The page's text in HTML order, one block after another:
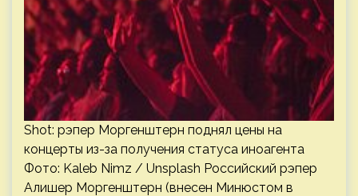
Shot: рэпер Моргенштерн поднял цены на
концерты из-за получения статуса иноагента
Фото: Kaleb Nimz / Unsplash Российский рэпер
Алишер Моргенштерн (внесен Минюстом в